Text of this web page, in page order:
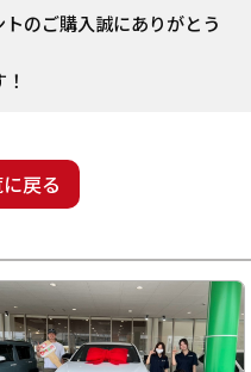
のご購入誠にありがとう
戻る